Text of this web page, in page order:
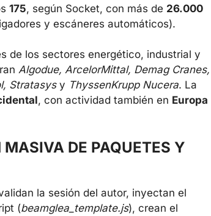
175, según Socket, con más de 26.000
y escáneres automáticos).
de los sectores energético, industrial y
Algodue, ArcelorMittal, Demag Cranes,
Stratasysy ThyssenKrupp Nucera. La
, con actividad también en Europa
DE PAQUETES Y
la sesión del autor, inyectan el
(beamglea_template.js), crean el